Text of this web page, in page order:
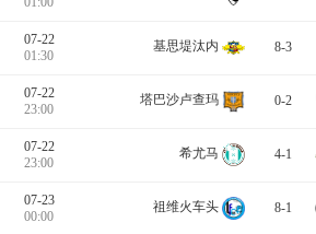
07-22
01:30
基思堤汰内 8-3
07-22
23:00
塔巴沙卢查玛 0-2
07-22
23:00
希尤马 4-1
07-23
00:00
祖维火车头 8-1